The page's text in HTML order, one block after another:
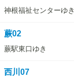
神根福祉センターゆき
蕨02
蕨駅東口ゆき
西川07